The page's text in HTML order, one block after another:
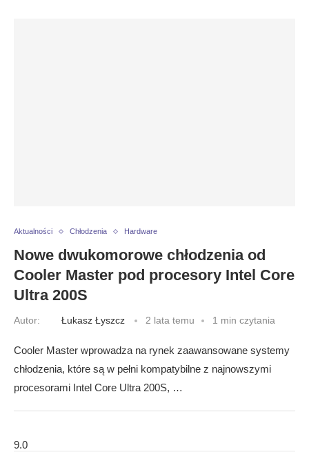
Aktualności Chłodzenia Hardware
Nowe dwukomorowe chłodzenia od
Cooler Master pod procesory Intel Core
Ultra 200S
Autor: Łukasz Łyszcz 2 lata temu 1 min czytania
Cooler Master wprowadza na rynek zaawansowane systemy
chłodzenia, które są w pełni kompatybilne z najnowszymi
procesorami Intel Core Ultra 200S, …
9.0